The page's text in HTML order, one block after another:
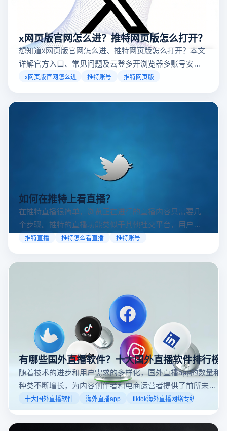
x网页版官网怎么进？推特网页版怎么打开？
想知道x网页版官网怎么进、推特网页版怎么打开？本文
详解官方入口、常见问题及云登多开浏览器多账号安全
访问方案，助你稳定登录高效运营。
x网页版官网怎么进 推特账号 推特网页版
如何在推特上看直播？
在推特直播很简单，浏览正在进行的直播内容只需要几
个步骤。推特的直播功能类似于其他社交平台，用户可
以通过关注自己喜欢的账号、浏览话题标签或查看实时
可以随时随地参与实时互动，无论是关注新闻事件、休
推特直播 推特怎么看直播 推特账号
有哪些国外直播软件？十大国外直播软件排行榜
随着技术的进步和用户需求的多样化，国外直播app的数量和
种类不断增长，为内容创作者和电商运营者提供了前所未有
的机遇。如果你是一个跨境电商从业者，想要了解2025年十
大国外直播软件排行榜，那么你来对地方了！接下来跟着云
登多开浏览器一起来了解海外直播平台哪些最受欢迎。
十大国外直播软件 海外直播app tiktok海外直播网络专线